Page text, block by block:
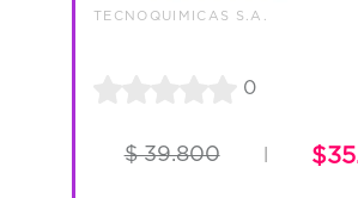
TECNOQUIMICAS S.A.
0
$ 39.800